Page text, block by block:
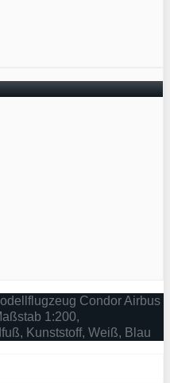
Condor Airbus
1:200,
Kunststoff, Weiß, Blau